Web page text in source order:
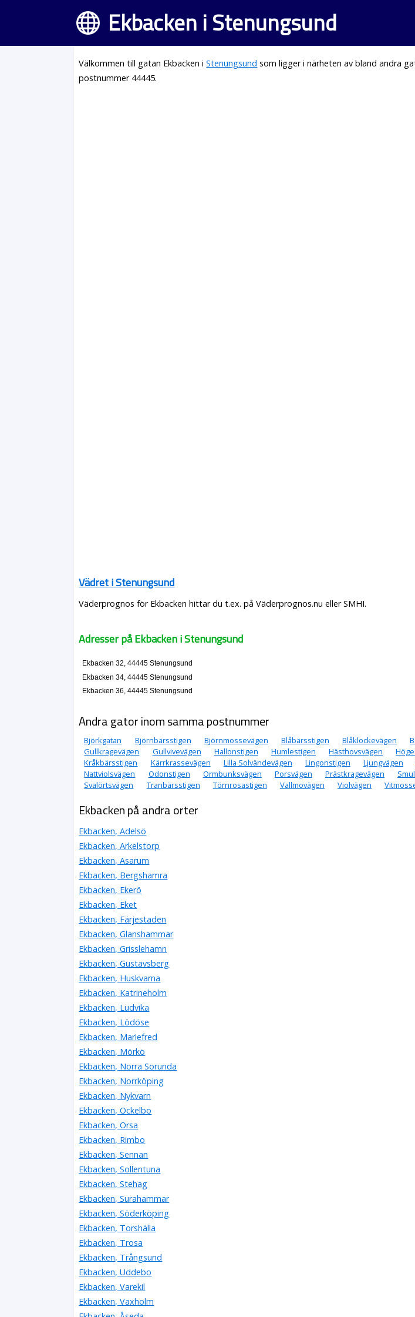
Ekbacken i Stenungsund
Välkommen till gatan Ekbacken iStenungsund som ligger i närheten av bland andra
postnummer 44445.
Vädret i Stenungsund
Väderprognos för Ekbacken hittar du t.ex. på Väderprognos.nu eller SMHI.
Adresser på Ekbacken i Stenungsund
Ekbacken 32, 44445 Stenungsund
Ekbacken 34, 44445 Stenungsund
Ekbacken 36, 44445 Stenungsund
Andra gator inom samma postnummer
Björkgatan Björnbärsstigen Björnmossevägen Blåbärsstigen Blåklockevägen
Gullkragevägen
Gullvivevägen Hallonstigen Humlestigen Hästhovsvägen
Kråkbärsstigen
Kärrkrassevägen Lilla Solvändevägen Lingonstigen Ljungvägen
Nattviolsvägen
Odonstigen Ormbunksvägen Porsvägen Prästkragevägen
Svalörtsvägen
Tranbärsstigen Törnrosastigen Vallmovägen Violvägen
Ekbacken på andra orter
Ekbacken, Adelsö
Ekbacken, Arkelstorp
Ekbacken, Asarum
Ekbacken, Bergshamra
Ekbacken, Ekerö
Ekbacken, Eket
Ekbacken, Färjestaden
Ekbacken, Glanshammar
Ekbacken, Grisslehamn
Ekbacken, Gustavsberg
Ekbacken, Huskvarna
Ekbacken, Katrineholm
Ekbacken, Ludvika
Ekbacken, Lödöse
Ekbacken, Mariefred
Ekbacken, Mörkö
Ekbacken, Norra Sorunda
Ekbacken, Norrköping
Ekbacken, Nykvarn
Ekbacken, Ockelbo
Ekbacken, Orsa
Ekbacken, Rimbo
Ekbacken, Sennan
Ekbacken, Sollentuna
Ekbacken, Stehag
Ekbacken, Surahammar
Ekbacken, Söderköping
Ekbacken, Torshälla
Ekbacken, Trosa
Ekbacken, Trångsund
Ekbacken, Uddebo
Ekbacken, Varekil
Ekbacken, Vaxholm